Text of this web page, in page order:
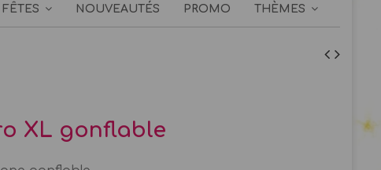
FÊTES NOUVEAUTÉS PROMO THÈMES
XL gonflable